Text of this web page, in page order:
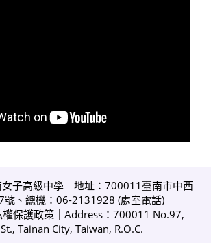
子高級中學｜地址：700011臺南市中西
號、總機：06-2131928 (處室電話)
權保護政策 ｜Address：700011 No.97,
Tainan City, Taiwan, R.O.C.